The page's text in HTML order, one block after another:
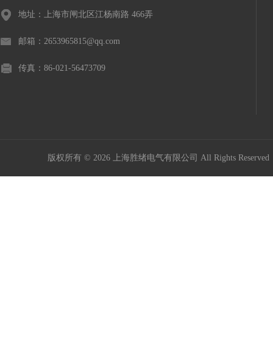
地址：上海市闸北区江杨南路 466弄
邮箱：2653965815@qq.com
传真：86-021-56473709
版权所有 © 2026 上海胜绪电气有限公司 All Rights